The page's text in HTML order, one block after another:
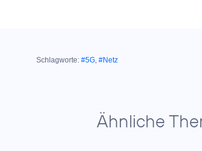
Schlagworte: #5G, #Netz
Ähnliche